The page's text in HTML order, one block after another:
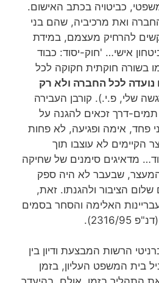
כביטויה בכתב האישום.
ואת מרכיביה, שהם בני
להרחיק מעצמם, במידת
אישי… 'חוק-יסוד: כבוד
בשורה חוקתית חקוקה לכל
נועדה לכל החברה ולא רק
שלי, פ.י.). קורבן העבירה
תמים-דרך זכאים להגנה על
פחד, אימה ופגיעה, לא פחות
הקיימים לא עוצבו תוך
מדאיגים סימנים של שחיקה
שבעבר לא היה ספק
שלום הציבור ולהגנתו. זאת,
האלימה והסחר בסמים
95).
הרשות המבצעת ודיון בין
בית המשפט העליון, בזמן